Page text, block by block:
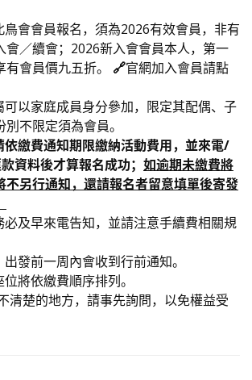
會會員報名，須為2026有效會員，非有
會／續會；2026新入會會員本人，第一
會員價九五折。
🔗官網加入會員請點
以家庭成員身分參加，限定其配偶、子
不限定須為會員。
依繳費通知期限繳納活動費用，並來電/
資料後才算報名成功； 如逾期未繳費將
不另行通知，還請報名者留意填單後寄發
及早來電告知，並請注意手續費相關規
發前一周內會收到行前通知。
將依繳費順序排列。
清楚的地方，請事先詢問，以免權益受